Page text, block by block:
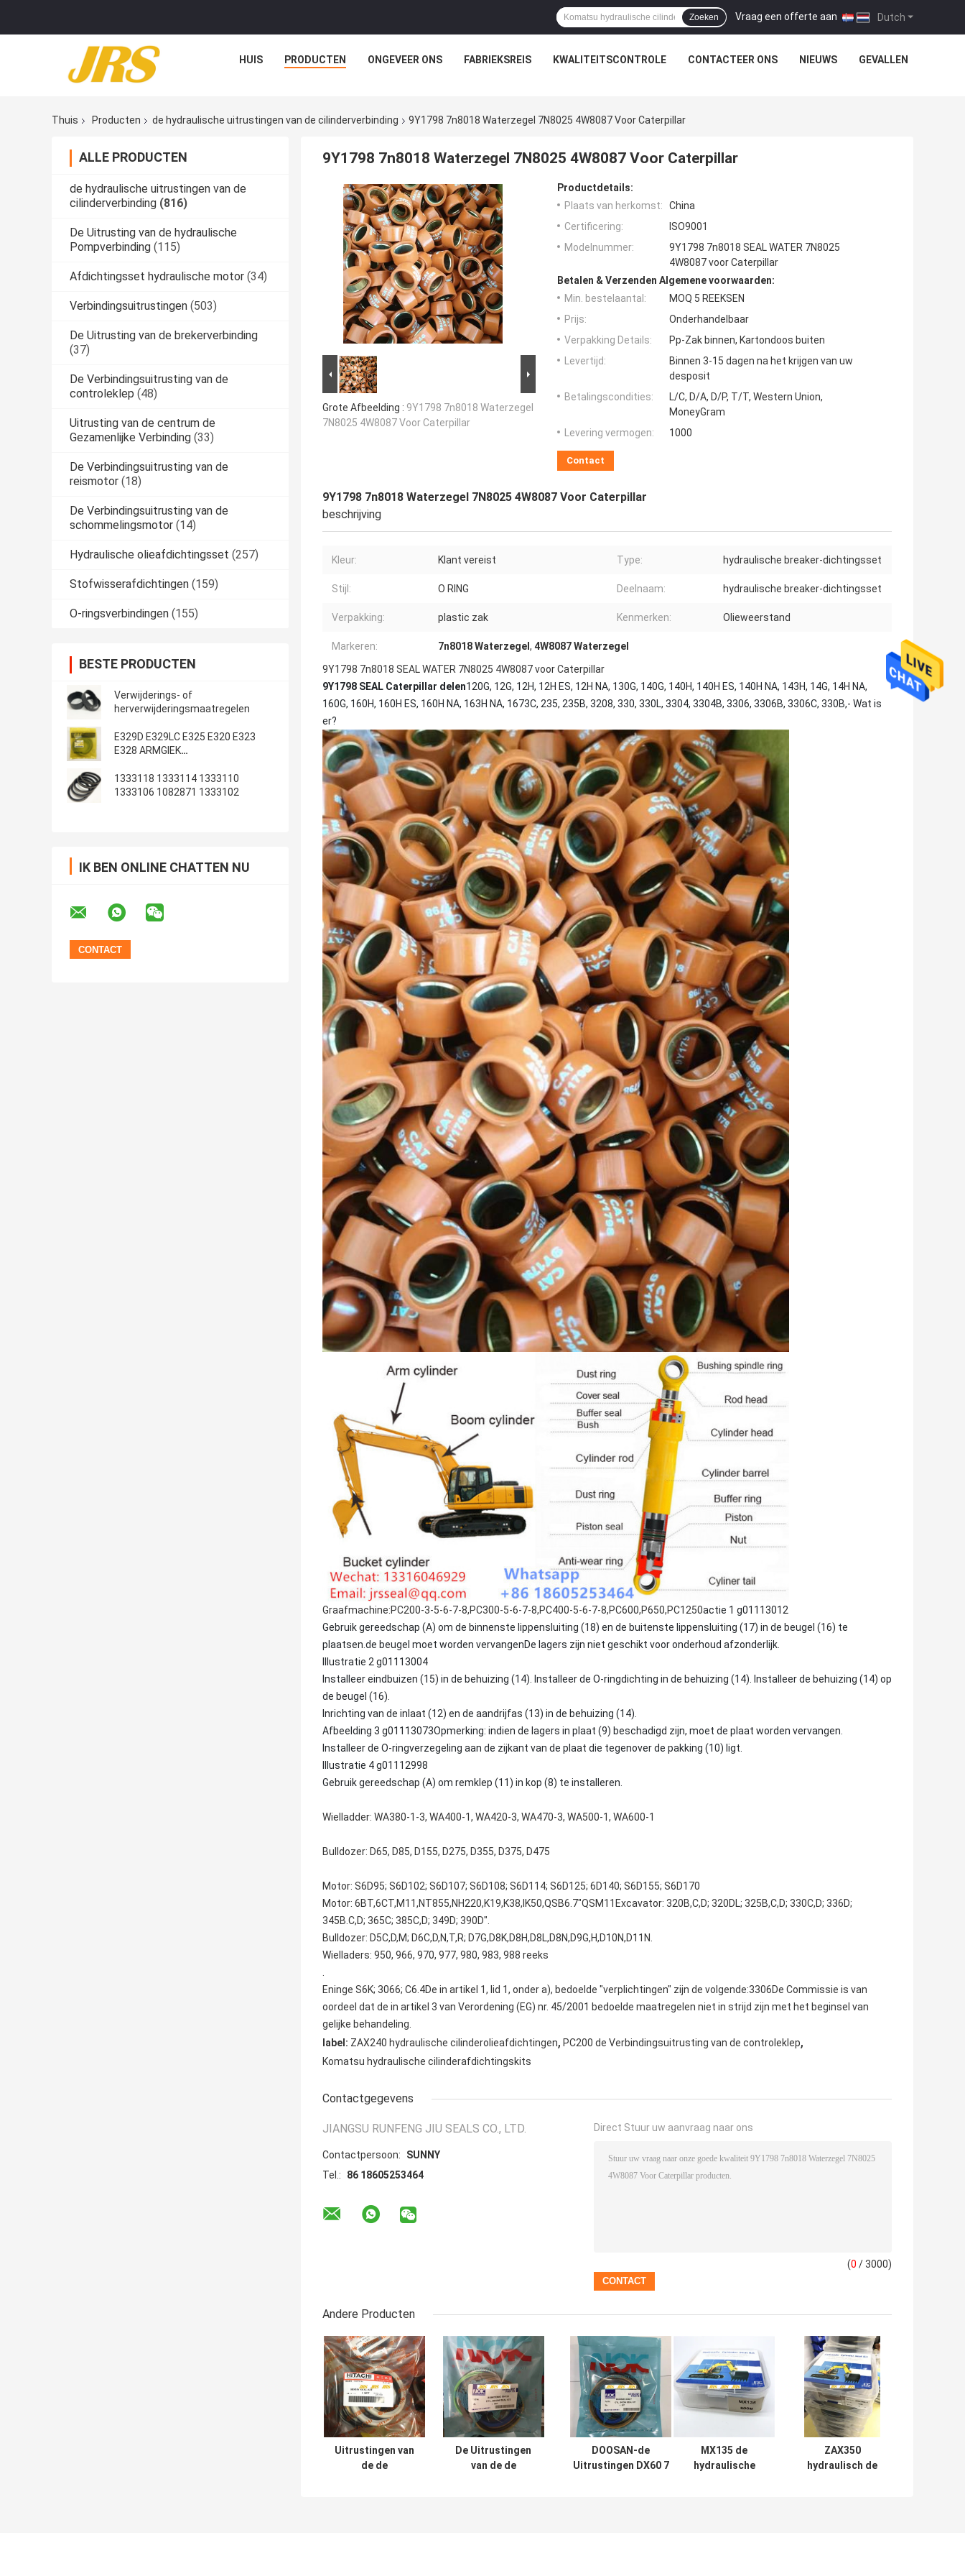
Dutch
Vraag een offerte aan |
Zoeken
HUIS PRODUCTEN ONGEVEER ONS FABRIEKSREIS KWALITEITSCONTROLE CONTACTEER ONS NIEUWS GEVALLEN
Thuis Producten de hydraulische uitrustingen van de cilinderverbinding 9Y1798 7n8018 Waterzegel 7N8025 4W8087 Voor Caterpillar
ALLE PRODUCTEN
de hydraulische uitrustingen van de
cilinderverbinding (816)
De Uitrusting van de hydraulische
Pompverbinding (115)
Afdichtingsset hydraulische motor (34)
Verbindingsuitrustingen (503)
De Uitrusting van de brekerverbinding
(37)
De Verbindingsuitrusting van de
controleklep (48)
Uitrusting van de centrum de
Gezamenlijke Verbinding (33)
De Verbindingsuitrusting van de
reismotor (18)
De Verbindingsuitrusting van de
schommelingsmotor (14)
Hydraulische olieafdichtingsset (257)
Stofwisserafdichtingen (159)
O-ringsverbindingen (155)
BESTE PRODUCTEN
Verwijderings- of
herverwijderingsmaatregelen
E329D E329LC E325 E320 E323
E328 ARMGIEK
1333118 1333114 1333110
1333106 1082871 1333102
IK BEN ONLINE CHATTEN NU
9Y1798 7n8018 Waterzegel 7N8025 4W8087 Voor Caterpillar
Grote Afbeelding : 9Y1798 7n8018 Waterzegel
7N8025 4W8087 Voor Caterpillar
Productdetails:
Plaats van herkomst:
China
Certificering:
ISO9001
Modelnummer:
9Y1798 7n8018 SEAL WATER 7N8025
4W8087 voor Caterpillar
Betalen & Verzenden Algemene voorwaarden:
Min. bestelaantal:
MOQ 5 REEKSEN
Prijs:
Onderhandelbaar
Verpakking Details:
Pp-Zak binnen, Kartondoos buiten
Levertijd:
Binnen 3-15 dagen na het krijgen van uw
desposit
Betalingscondities:
L/C, D/A, D/P, T/T, Western Union,
MoneyGram
Levering vermogen:
1000
Contact
9Y1798 7n8018 Waterzegel 7N8025 4W8087 Voor Caterpillar
beschrijving
Kleur: Klant vereist Type: hydraulische breaker-dichtingsset
Stijl: O RING Deelnaam: hydraulische breaker-dichtingsset
Verpakking: plastic zak Kenmerken: Olieweerstand
Markeren: 7n8018 Waterzegel , 4W8087 Waterzegel
9Y1798 7n8018 SEAL WATER 7N8025 4W8087 voor Caterpillar
9Y1798 SEAL Caterpillar delen120G, 12G, 12H, 12H ES, 12H NA, 130G, 140G, 140H, 140H ES, 140H NA, 143H, 14G, 14H NA,
160G, 160H, 160H ES, 160H NA, 163H NA, 1673C, 235, 235B, 3208, 330, 330L, 3304, 3304B, 3306, 3306B, 3306C, 330B,- Wat is
er?
Graafmachine:PC200-3-5-6-7-8,PC300-5-6-7-8,PC400-5-6-7-8,PC600,P650,PC1250actie 1 g01113012
Gebruik gereedschap (A) om de binnenste lippensluiting (18) en de buitenste lippensluiting (17) in de beugel (16) te
plaatsen.de beugel moet worden vervangenDe lagers zijn niet geschikt voor onderhoud afzonderlijk.
Illustratie 2 g01113004
Installeer eindbuizen (15) in de behuizing (14). Installeer de O-ringdichting in de behuizing (14). Installeer de behuizing (14) op
de beugel (16).
Inrichting van de inlaat (12) en de aandrijfas (13) in de behuizing (14).
Afbeelding 3 g01113073Opmerking: indien de lagers in plaat (9) beschadigd zijn, moet de plaat worden vervangen.
Installeer de O-ringverzegeling aan de zijkant van de plaat die tegenover de pakking (10) ligt.
Illustratie 4 g01112998
Gebruik gereedschap (A) om remklep (11) in kop (8) te installeren.
Wielladder: WA380-1-3, WA400-1, WA420-3, WA470-3, WA500-1, WA600-1
Bulldozer: D65, D85, D155, D275, D355, D375, D475
Motor: S6D95; S6D102; S6D107; S6D108; S6D114; S6D125; 6D140; S6D155; S6D170
Motor: 6BT,6CT,M11,NT855,NH220,K19,K38,IK50,QSB6.7"QSM11Excavator: 320B,C,D; 320DL; 325B,C,D; 330C,D; 336D;
345B.C,D; 365C; 385C,D; 349D; 390D".
Bulldozer: D5C,D,M; D6C,D,N,T,R; D7G,D8K,D8H,D8L,D8N,D9G,H,D10N,D11N.
Wielladers: 950, 966, 970, 977, 980, 983, 988 reeks
.
Eninge S6K; 3066; C6.4De in artikel 1, lid 1, onder a), bedoelde "verplichtingen" zijn de volgende:3306De Commissie is van
oordeel dat de in artikel 3 van Verordening (EG) nr. 45/2001 bedoelde maatregelen niet in strijd zijn met het beginsel van
gelijke behandeling.
label: ZAX240 hydraulische cilinderolieafdichtingen, PC200 de Verbindingsuitrusting van de controleklep,
Komatsu hydraulische cilinderafdichtingskits
Contactgegevens
JIANGSU RUNFENG JIU SEALS CO., LTD.
Contactpersoon:
SUNNY
Tel.:
86 18605253464
Direct Stuur uw aanvraag naar ons
(0 / 3000)
Andere Producten
Uitrustingen van
de de
De Uitrustingen
van de de
DOOSAN-de
Uitrustingen DX60 7
MX135 de
hydraulische
ZAX350
hydraulisch de